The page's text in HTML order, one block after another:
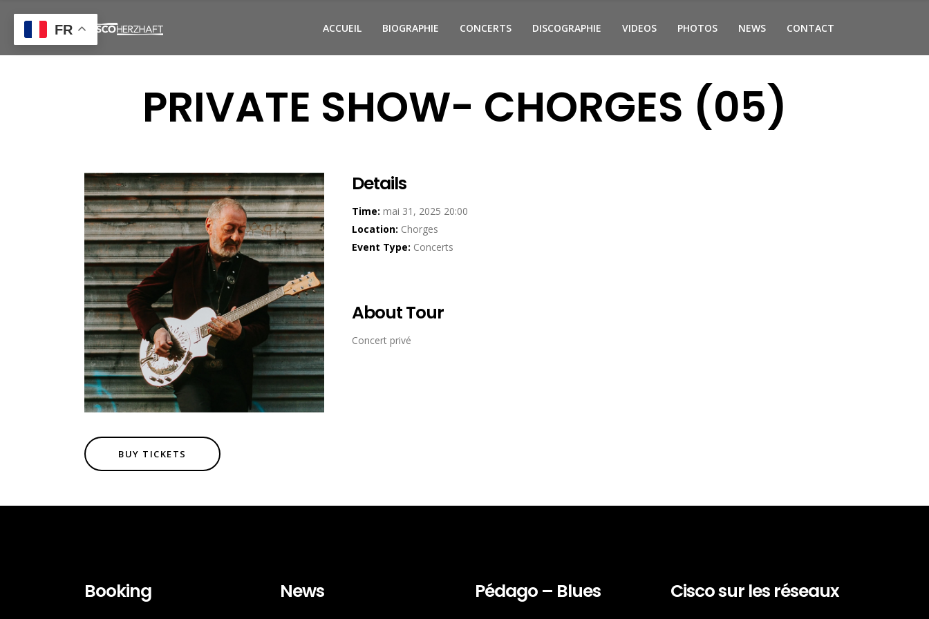
ACCUEIL BIOGRAPHIE CONCERTS DISCOGRAPHIE VIDEOS PHOTOS NEWS CONTACT
PRIVATE SHOW- CHORGES (05)
BUY TICKETS
Details
Time: mai 31, 2025 20:00
Location: Chorges
Event Type: Concerts
About Tour
Concert privé
Booking News Pédago – Blues Cisco sur les réseaux
FR